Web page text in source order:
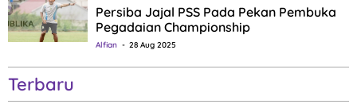
Persiba Jajal PSS Pada Pekan Pembuka
Pegadaian Championship
Alfian 28 Aug 2025
Terbaru